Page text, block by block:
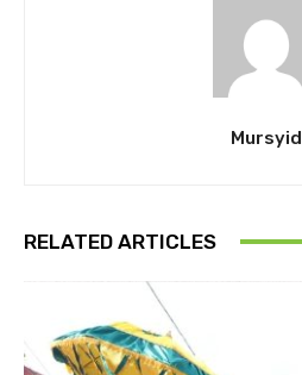
Mursyid
RELATED ARTICLES